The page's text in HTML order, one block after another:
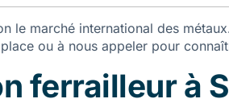
le marché international des
ou à nous appeler pour
ferrailleur à